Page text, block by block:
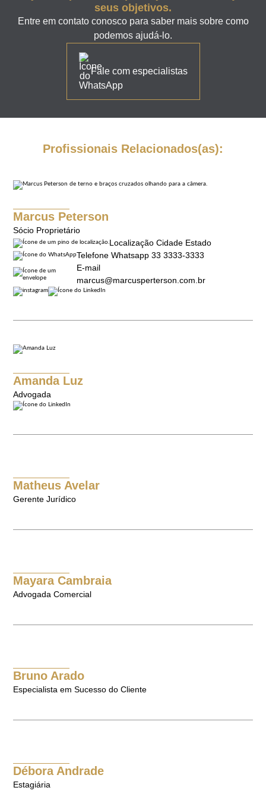
seus objetivos.
Entre em contato conosco para saber mais sobre como
podemos ajudá-lo.
Fale com especialistas
Profissionais Relacionados(as):
Marcus Peterson
Sócio Proprietário
Localização Cidade Estado
Telefone Whatsapp 33 3333-3333
E-mail
marcus@marcusperterson.com.br
Amanda Luz
Advogada
Matheus Avelar
Gerente Jurídico
Mayara Cambraia
Advogada Comercial
Bruno Arado
Especialista em Sucesso do Cliente
Débora Andrade
Estagiária